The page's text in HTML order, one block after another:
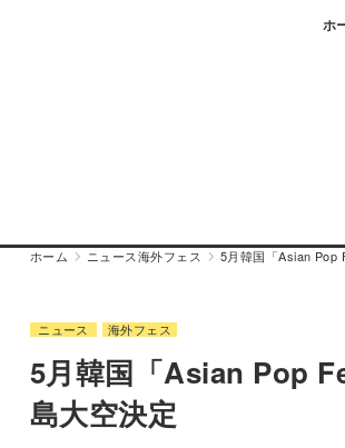
ホ
ホーム ニュース海外フェス 5月韓国「Asian Pop
ニュース 海外フェス
5月韓国「Asian Pop
島大空決定